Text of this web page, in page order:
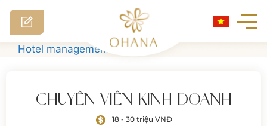
SkipHotel management software
CHUYÊN VIÊN KINH DOANH
18 - 30 triệu VNĐ